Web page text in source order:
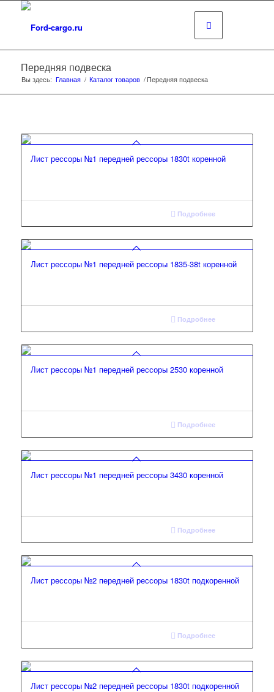
Передняя подвеска
Вы здесь: Главная / Каталог товаров / Передняя подвеска
Лист рессоры №1 передней рессоры 1830t коренной
Подробнее
Лист рессоры №1 передней рессоры 1835-38t коренной
Подробнее
Лист рессоры №1 передней рессоры 2530 коренной
Подробнее
Лист рессоры №1 передней рессоры 3430 коренной
Подробнее
Лист рессоры №2 передней рессоры 1830t подкоренной
Подробнее
Лист рессоры №2 передней рессоры 1830t подкоренной